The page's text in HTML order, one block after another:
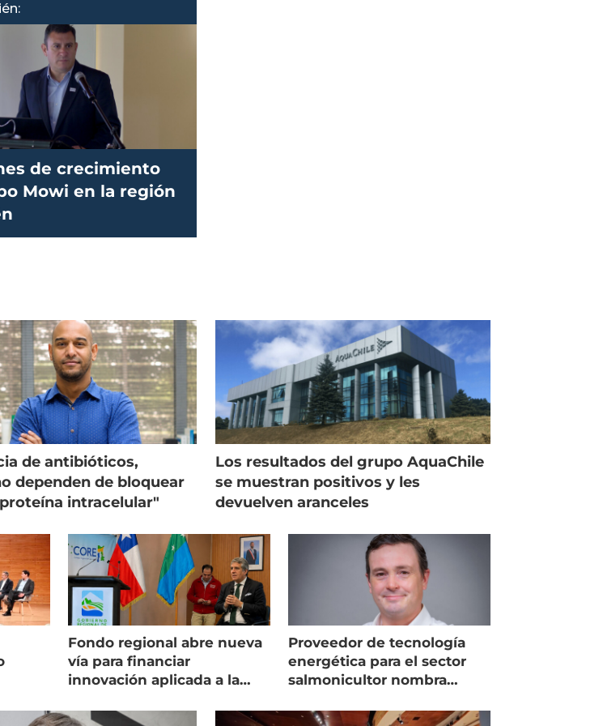
de crecimiento
Mowi en la región
de antibióticos,
dependen de bloquear
intracelular"
Los resultados del grupo AquaChile
se muestran positivos y les
devuelven aranceles
Fondo regional abre nueva
vía para financiar
innovación aplicada a la
Proveedor de tecnología
energética para el sector
salmonicultor nombra